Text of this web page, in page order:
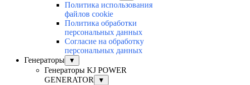
Политика использования
файлов cookie
Политика обработки
персональных данных
Согласие на обработку
персональных данных
Генераторы
▼
Генераторы KJ POWER
GENERATOR
▼